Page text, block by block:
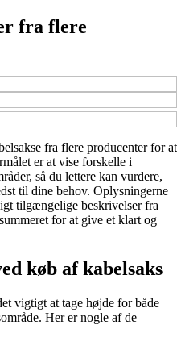
fra flere
fra flere producenter for at
er at vise forskelle i
så du lettere kan vurdere,
til dine behov. Oplysningerne
tilgængelige beskrivelser fra
for at give et klart og
køb af kabelsaks
vigtigt at tage højde for både
Her er nogle af de